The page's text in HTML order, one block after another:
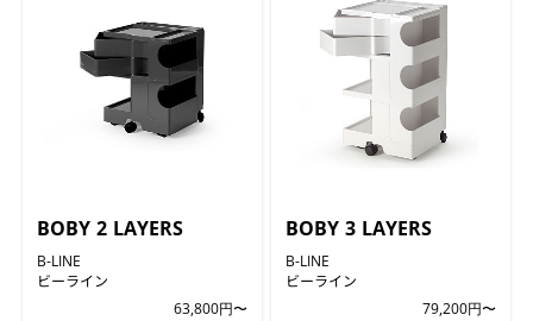
BOBY 2 LAYERS
B-LINE
ビーライン
63,800円〜
BOBY 3 LAYERS
B-LINE
ビーライン
79,200円〜